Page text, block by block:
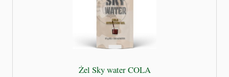
Żel Sky water COLA